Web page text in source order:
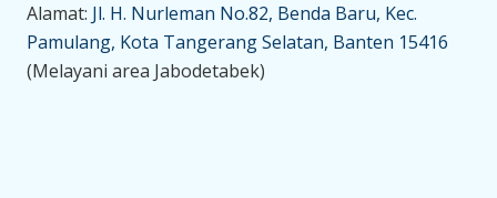
Alamat: Jl. H. Nurleman No.82, Benda Baru, Kec.
Pamulang, Kota Tangerang Selatan, Banten 15416
(Melayani area Jabodetabek)